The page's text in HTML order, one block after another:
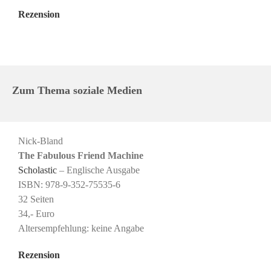
Rezension
Zum Thema soziale Medien
Nick-Bland
The Fabulous Friend Machine
Scholastic– Englische Ausgabe
ISBN: 978-9-352-75535-6
32 Seiten
34,- Euro
Altersempfehlung: keine Angabe
Rezension